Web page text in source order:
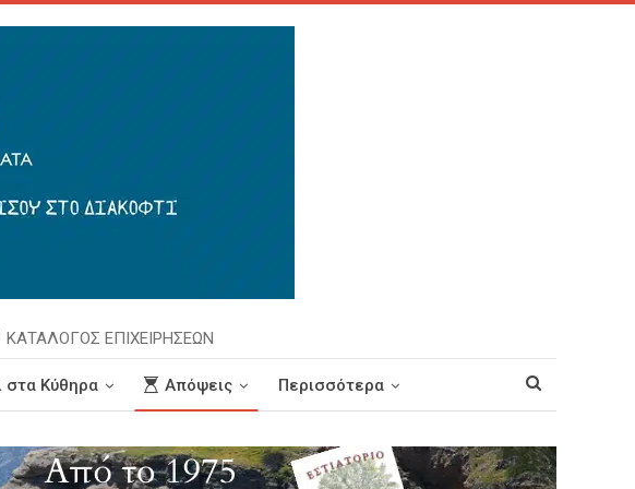
ΚΑΤΑΛΟΓΟΣ ΕΠΙΧΕΙΡΗΣΕΩΝ
στα Κύθηρα Απόψεις Περισσότερα